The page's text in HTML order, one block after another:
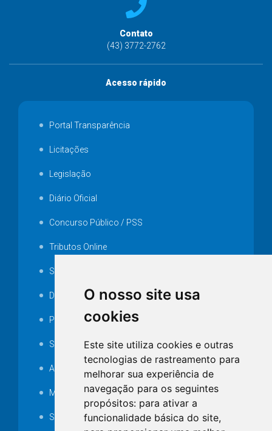
O nosso site usa
cookies
Este site utiliza cookies e outras
tecnologias de rastreamento para
melhorar sua experiência de
navegação para os seguintes
propósitos: para ativar a
funcionalidade básica do site,
Contato
(43) 3772-2762
Acesso rápido
Portal Transparência
Licitações
Legislação
Diário Oficial
Concurso Público / PSS
Tributos Online
Serviços ISS-E
Decretos
Portarias
SAMAE
Audiência pública
MANUTENÇÃO DE ILUMINAÇÃO PÚBLICA
Serviços Técnicos TI